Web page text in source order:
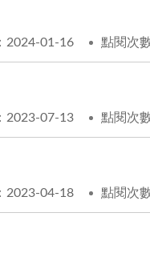
2024-01-16 點閱次數
2023-07-13 點閱次數
2023-04-18 點閱次數